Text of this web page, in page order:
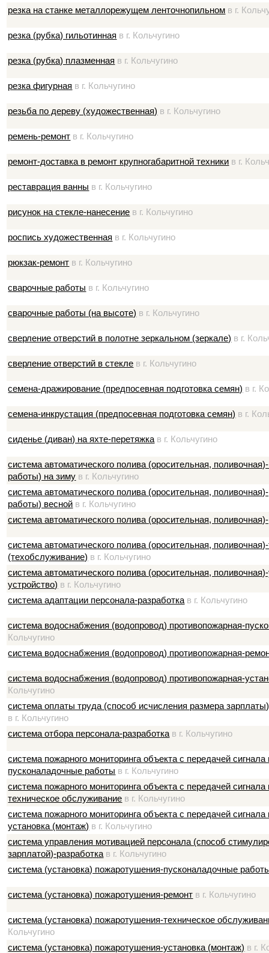
резка на станке металлорежущем ленточнопильном в г.
резка (рубка) гильотинная в г. Кольчугино
резка (рубка) плазменная в г. Кольчугино
резка фигурная в г. Кольчугино
резьба по дереву (художественная) в г. Кольчугино
ремень-ремонт в г. Кольчугино
ремонт-доставка в ремонт крупногабаритной техники в г.
реставрация ванны в г. Кольчугино
рисунок на стекле-нанесение в г. Кольчугино
роспись художественная в г. Кольчугино
рюкзак-ремонт в г. Кольчугино
сварочные работы в г. Кольчугино
сварочные работы (на высоте) в г. Кольчугино
сверление отверстий в полотне зеркальном (зеркале) в г.
сверление отверстий в стекле в г. Кольчугино
семена-дражирование (предпосевная подготовка семян) в г.
семена-инкрустация (предпосевная подготовка семян) в г.
сиденье (диван) на яхте-перетяжка в г. Кольчугино
система автоматического полива (оросительная,
работы) на зиму в г. Кольчугино
система автоматического полива (оросительная,
работы) весной в г. Кольчугино
система автоматического полива (оросительная,
система автоматического полива (оросительная,
(техобслуживание) в г. Кольчугино
система автоматического полива (оросительная,
устройство) в г. Кольчугино
система адаптации персонала-разработка в г. Кольчугино
система водоснабжения (водопровод) противопожарная-
Кольчугино
система водоснабжения (водопровод) противопожарная-
система водоснабжения (водопровод) противопожарная-
Кольчугино
система оплаты труда (способ исчисления размера
в г. Кольчугино
система отбора персонала-разработка в г. Кольчугино
система пожарного мониторинга объекта с передачей
пусконаладочные работы в г. Кольчугино
система пожарного мониторинга объекта с передачей
техническое обслуживание в г. Кольчугино
система пожарного мониторинга объекта с передачей
установка (монтаж) в г. Кольчугино
система управления мотивацией персонала (способ
зарплатой)-разработка в г. Кольчугино
система (установка) пожаротушения-пусконаладочные
система (установка) пожаротушения-ремонт в г. Кольчугино
система (установка) пожаротушения-техническое
Кольчугино
система (установка) пожаротушения-установка (монтаж) в г.